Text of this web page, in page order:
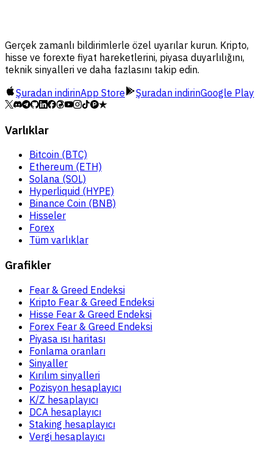
Gerçek zamanlı bildirimlerle özel uyarılar kurun. Kripto,
hisse ve forexte fiyat hareketlerini, piyasa duyarlılığını,
teknik sinyalleri ve daha fazlasını takip edin.
Şuradan indirinApp Store Şuradan indirinGoogle Play
Varlıklar
Bitcoin (BTC)
Ethereum (ETH)
Solana (SOL)
Hyperliquid (HYPE)
Binance Coin (BNB)
Hisseler
Forex
Tüm varlıklar
Grafikler
Fear & Greed Endeksi
Kripto Fear & Greed Endeksi
Hisse Fear & Greed Endeksi
Forex Fear & Greed Endeksi
Piyasa ısı haritası
Fonlama oranları
Sinyaller
Kırılım sinyalleri
Pozisyon hesaplayıcı
K/Z hesaplayıcı
DCA hesaplayıcı
Staking hesaplayıcı
Vergi hesaplayıcı